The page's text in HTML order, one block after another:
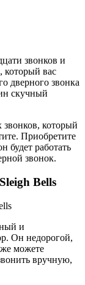
звонков и
который вас
дверного звонка
скучный
который
Приобретите
будет работать
звонок.
Bells
и
Он недорогой,
можете
вручную,